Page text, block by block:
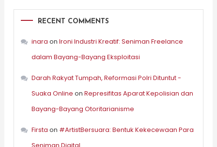
RECENT COMMENTS
inara on Ironi Industri Kreatif: Seniman Freelance
dalam Bayang-Bayang Eksploitasi
Darah Rakyat Tumpah, Reformasi Polri Dituntut -
Suaka Online on Represifitas Aparat Kepolisian dan
Bayang-Bayang Otoritarianisme
Firsta on #ArtistBersuara: Bentuk Kekecewaan Para